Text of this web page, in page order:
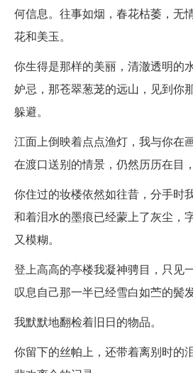
何信息。往事如烟，春花枯萎，无
花和美玉。
你生得是那样的美丽，清澈透明的
妒忌，那苍翠葱茏的远山，见到你
躲避。
江面上倒映着点点渔灯，我与你在
在渡口送别的情景，仍然历历在目
你住过的妆楼依然如往昔，分手时
和着泪水的墨痕已经蒙上了灰尘，
又模糊。
登上高高的亭楼我凝神骋目，只见
叹息自己那一半已经雪白如苎的鬓发
我默默地翻检着旧日的物品。
你留下的丝帕上，还带着离别时的